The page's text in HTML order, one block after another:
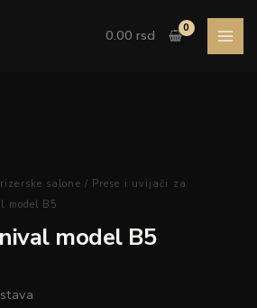
0.00 rsd
salone / Prese i uvijači za
model B5
model B5